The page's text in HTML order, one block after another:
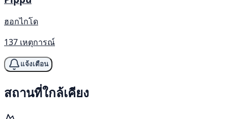
ฮอกไกโด
137 เหตุการณ์
แจ้งเตือน
สถานที่ใกล้เคียง